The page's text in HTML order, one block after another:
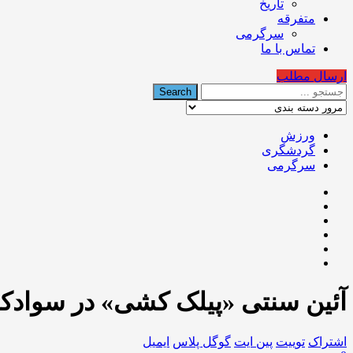
تاریخ
متفرقه
سرگرمی
تماس با ما
ارسال مطلب
ورزش
گردشگری
سرگرمی
آئين سنتی «پيلک کشی» در
اشتراک توییت پین ایت گوگل‌ پلاس ایمیل